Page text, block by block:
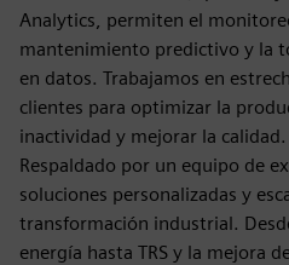
Analytics, permiten el
mantenimiento predictivo y la
en datos. Trabajamos en
clientes para optimizar la
inactividad y mejorar la calidad.
Respaldado por un equipo de
soluciones personalizadas y
transformación industrial.
energía hasta TRS y la mejora